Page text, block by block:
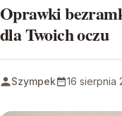
Oprawki
dla Twoich oczu
Szympek 16 sierpnia